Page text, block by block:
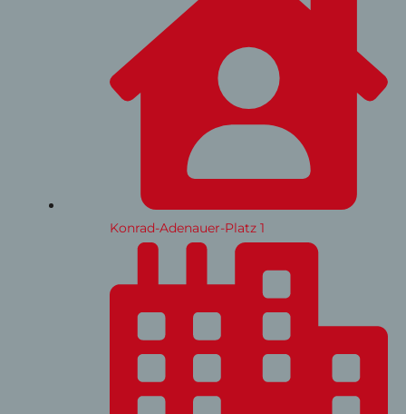
Konrad-Adenauer-Platz 1